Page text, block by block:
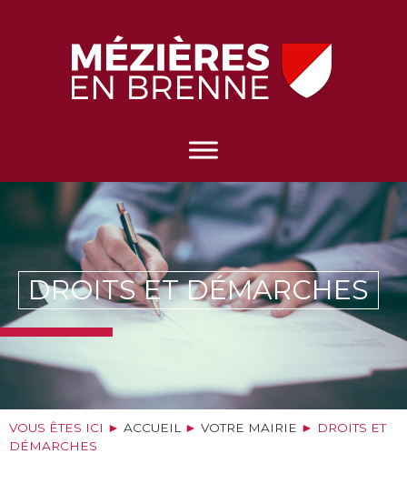
DROITS ET DÉMARCHES
VOUS ÊTES ICI ► ACCUEIL ► VOTRE MAIRIE ► DROITS ET
DÉMARCHES